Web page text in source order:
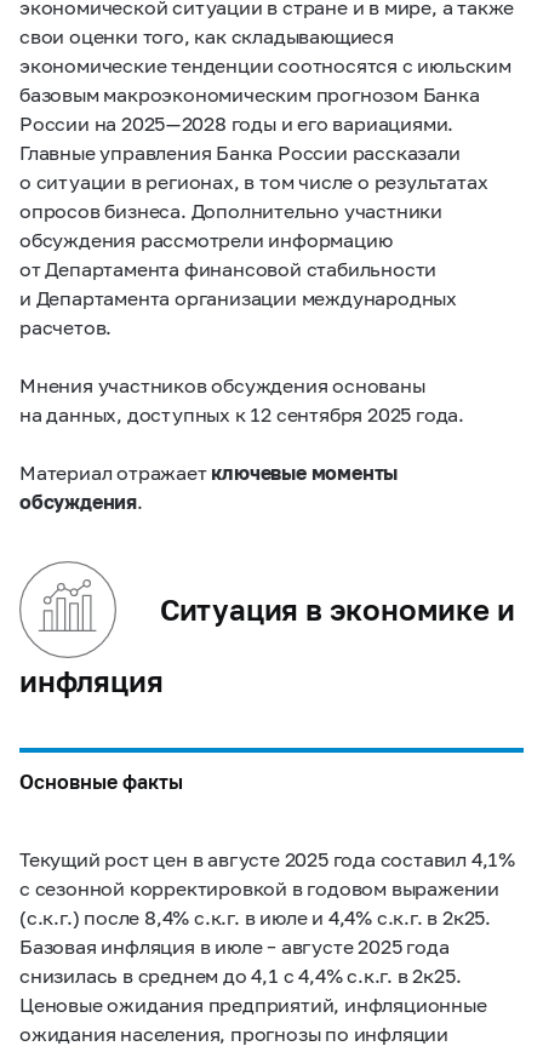
экономической ситуации в стране и в мире, а также
свои оценки того, как складывающиеся
экономические тенденции соотносятся с июльским
базовым макроэкономическим прогнозом Банка
России на 2025 — 2028 годы и его вариациями.
Главные управления Банка России рассказали
о ситуации в регионах, в том числе о результатах
опросов бизнеса. Дополнительно участники
обсуждения рассмотрели информацию
от Департамента финансовой стабильности
и Департамента организации международных
расчетов.
Мнения участников обсуждения основаны
на данных, доступных к 12 сентября 2025 года.
Материал отражает ключевые моменты
обсуждения.
Ситуация в экономике и
инфляция
Основные факты
Текущий рост цен в августе 2025 года составил 4,1%
с сезонной корректировкой в годовом выражении
(с.к.г.) после 8,4% с.к.г. в июле и 4,4% с.к.г. в 2к25.
Базовая инфляция в июле – августе 2025 года
снизилась в среднем до 4,1 с 4,4% с.к.г. в 2к25.
Ценовые ожидания предприятий, инфляционные
ожидания населения, прогнозы по инфляции